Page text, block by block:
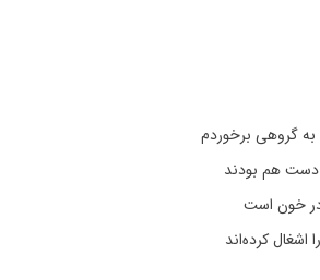
گروهی برخوردم
هم بودند
در خون است
کرده‌اند